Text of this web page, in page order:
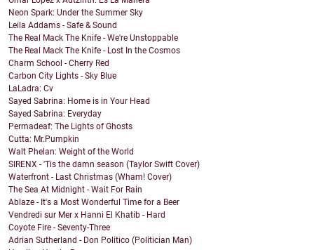
Neon Spark: Under the Summer Sky
Leila Addams - Safe & Sound
The Real Mack The Knife - We're Unstoppable
The Real Mack The Knife - Lost In the Cosmos
Charm School - Cherry Red
Carbon City Lights - Sky Blue
LaLadra: Cv
Sayed Sabrina: Home is in Your Head
Sayed Sabrina: Everyday
Permadeaf: The Lights of Ghosts
Cutta: Mr.Pumpkin
Walt Phelan: Weight of the World
SIRENX - 'Tis the damn season (Taylor Swift Cover)
Waterfront - Last Christmas (Wham! Cover)
The Sea At Midnight - Wait For Rain
Ablaze - It's a Most Wonderful Time for a Beer
Vendredi sur Mer x Hanni El Khatib - Hard
Coyote Fire - Seventy-Three
Adrian Sutherland - Don Politico (Politician Man)